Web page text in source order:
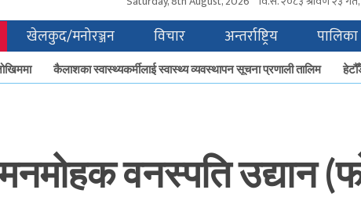
खेलकुद/मनोरञ्जन विचार अन्तर्राष्ट्रिय पालिका
कैलाशका स्वास्थ्यकर्मीलाई स्वास्थ्य व्यवस्थापन सूचना प्रणाली तालिम
वनस्पति उद्यान